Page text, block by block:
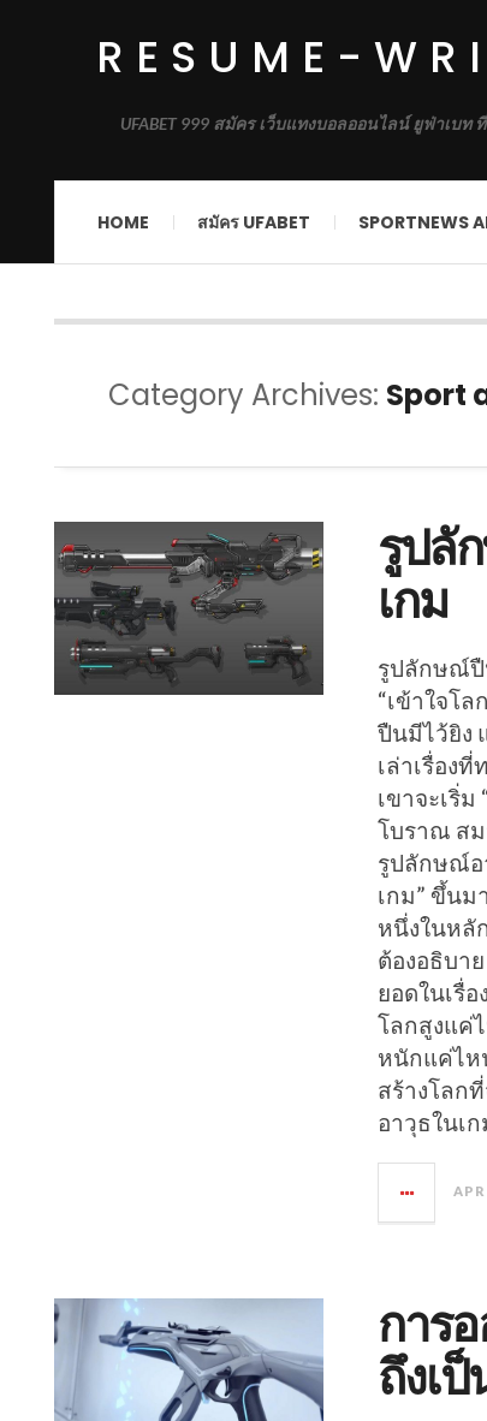
RESUME-
UFABET 999 สมัคร เว็บแทงบอลออนไลน์ ยูฟ่าเบ
HOME สมัคร UFABET SPORTNEWS
Category Archives: Sport
รูปลั
เกม
รูปลักษณ์ปื
“เข้าใจโ
ปืนมีไว้ยิง
เล่าเรื่อง
เขาจะเริ่
โบราณ ส
รูปลักษณ์อ
เกม” ขึ้นม
หนึ่งในหลั
ต้องอธิบา
ยอดในเรื่
โลกสูงแค่
หนักแค่ไห
สร้างโลก
อาวุธในเ
การ
ถึงเ